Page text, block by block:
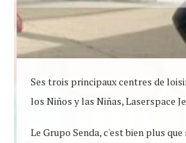
Ses trois principaux centres de
los Niños y las Niñas, Laserspace
Le Grupo Senda, c'est bien plus